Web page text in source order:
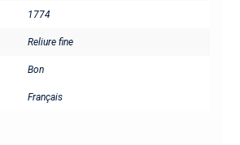
1774
Reliure fine
Bon
Français